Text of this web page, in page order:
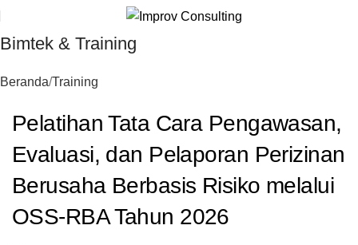
Bimtek & Training
Beranda Training
Pelatihan Tata Cara Pengawasan,
Evaluasi, dan Pelaporan Perizinan
Berusaha Berbasis Risiko melalui
OSS-RBA Tahun 2026